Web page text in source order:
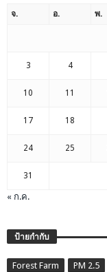
จ. อ. พ.
3 4
10 11
17 18
24 25
31
« ก.ค.
ป้ายกำกับ
Forest Farm PM 2.5